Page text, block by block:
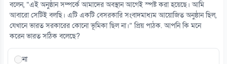
১৫
এক সঙ্গে জালে ধরা পড়লো ৪৬ মণ ইলিশ
০৮ আগস্ট
বলেন, “এই অনুষ্ঠান সম্পর্কে আমাদের অবস্থান আগেই স্পষ্ট করা হয়েছে। আমি
আবারো সেটিই বলছি। এটি একটি বেসরকারি সংবাদমাধ্যম আয়োজিত অনুষ্ঠান ছিল,
যেখানে ভারত সরকারের কোনো ভূমিকা ছিল না।” প্রিয় পাঠক. আপনি কি মনে
করেন ভারত সঠিক বলেছে?
না